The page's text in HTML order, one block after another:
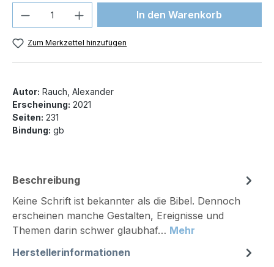
Produkt Anzahl: Gib denIn den Warenkorb
Zum Merkzettel hinzufügen
Autor: Rauch, Alexander
Erscheinung: 2021
Seiten: 231
Bindung: gb
Beschreibung
Keine Schrift ist bekannter als die Bibel. Dennoch
erscheinen manche Gestalten, Ereignisse und
Themen darin schwer glaubhaf… Mehr
Herstellerinformationen